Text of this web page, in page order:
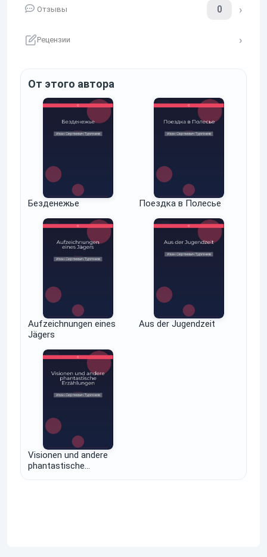
Отзывы 0
Рецензии
От этого автора
Безденежье Поездка в Полесье
Aufzeichnungen eines
Jägers
Aus der Jugendzeit
Visionen und andere
phantastische